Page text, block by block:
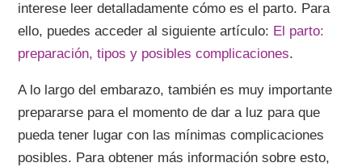
interese leer detalladamente cómo es el parto. Para
ello, puedes acceder al siguiente artículo: El parto:
preparación, tipos y posibles complicaciones.
A lo largo del embarazo, también es muy importante
prepararse para el momento de dar a luz para que
pueda tener lugar con las mínimas complicaciones
posibles. Para obtener más información sobre esto,